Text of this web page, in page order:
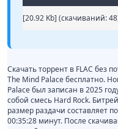
[20.92 Kb] (cкачиваний:
Скачать торрент в FLAC без
The Mind Palace бесплатно.
Palace был записан в 2025
собой смесь Hard Rock.
размер раздачи составляет
00:35:28 минут. После